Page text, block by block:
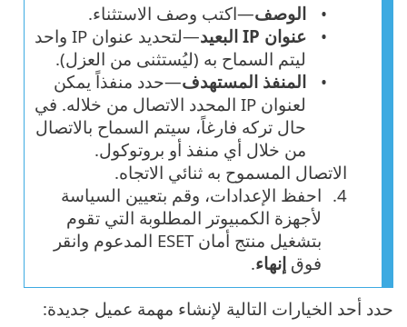
الوصف—اكتب وصف الاستثناء.
عنوان IP البعيد
—لتحديد عنوان IP واحد
ليتم السماح به (ليُستثنى من العزل).
المنفذ المستهدف—حدد منفذاً يمكن
لعنوان IP المحدد الاتصال من خلاله. في
حال تركه فارغاً، سيتم السماح بالاتصال
من خلال أي منفذ أو بروتوكول.
الاتصال المسموح به ثنائي الاتجاه.
احفظ الإعدادات، وقم بتعيين السياسة
لأجهزة الكمبيوتر المطلوبة التي تقوم
بتشغيل منتج أمان ESET المدعوم وانقر
فوق إنهاء.
حدد أحد الخيارات التالية لإنشاء مهمة عميل جديدة: